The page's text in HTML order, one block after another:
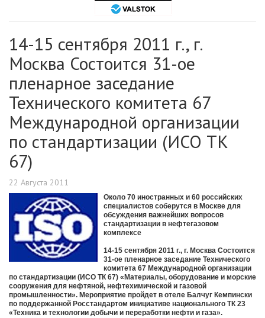
14-15 сентября 2011 г., г.
Москва Состоится 31-ое
пленарное заседание
Технического комитета 67
Международной организации
по стандартизации (ИСО ТК
67)
22 Августа 2011
Около 70 иностранных и 60 российских
специалистов соберутся в Москве для
обсуждения важнейших вопросов
стандартизации в нефтегазовом
комплексе
14-15 сентября 2011 г., г. Москва Состоится
31-ое пленарное заседание Технического
комитета 67 Международной организации
по стандартизации (ИСО ТК 67) «Материалы, оборудование и морские
сооружения для нефтяной, нефтехимической и газовой
промышленности». Мероприятие пройдет в отеле Балчуг Кемпински
по поддержанной Росстандартом инициативе национального ТК 23
«Техника и технологии добычи и переработки нефти и газа».